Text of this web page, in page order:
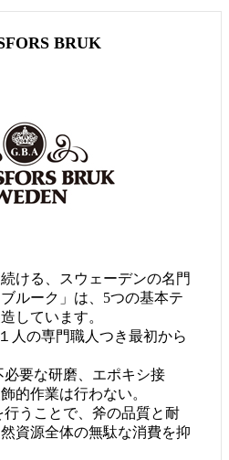
BRUK
ける、スウェーデンの名門
ルーク」は、5つの基本テ
しています。
人の専門職人つき最初から
要な研磨、エポキシ接
的作業は行わない。
うことで、斧の品質と耐
資源全体の無駄な消費を抑